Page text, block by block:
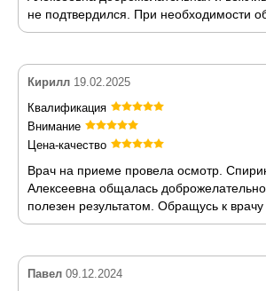
не подтвердился. При необходимости
Кирилл 19.02.2025
Квалификация
Внимание
Цена-качество
Врач на приеме провела осмотр.
Алексеевна общалась
полезен результатом. Обращусь к врачу
Павел 09.12.2024